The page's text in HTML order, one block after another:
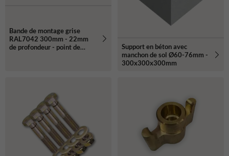
Bande de montage grise
RAL7042 300mm - 22mm
de profondeur - point de
Support en béton avec
manchon de sol Ø60-76mm -
300x300x300mm